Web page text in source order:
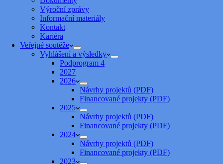
Výroční zprávy
Informační materiály
Kontakt
Kariéra
Veřejné soutěže
Vyhlášení a výsledky
Podprogram 4
2027
2026
Návrhy projektů (PDF)
Financované projekty (PDF)
2025
Návrhy projektů (PDF)
Financované projekty (PDF)
2024
Návrhy projektů (PDF)
Financované projekty (PDF)
2023